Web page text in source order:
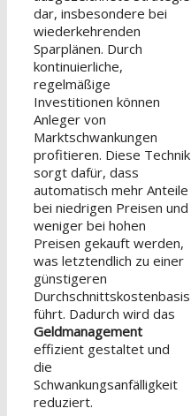
dar, insbesondere bei
wiederkehrenden
Sparplänen. Durch
kontinuierliche,
regelmäßige
Investitionen können
Anleger von
Marktschwankungen
profitieren. Diese Technik
sorgt dafür, dass
automatisch mehr Anteile
bei niedrigen Preisen und
weniger bei hohen
Preisen gekauft werden,
was letztendlich zu einer
günstigeren
Durchschnittskostenbasis
führt. Dadurch wird das
Geldmanagement
effizient gestaltet und
die
Schwankungsanfälligkeit
reduziert.